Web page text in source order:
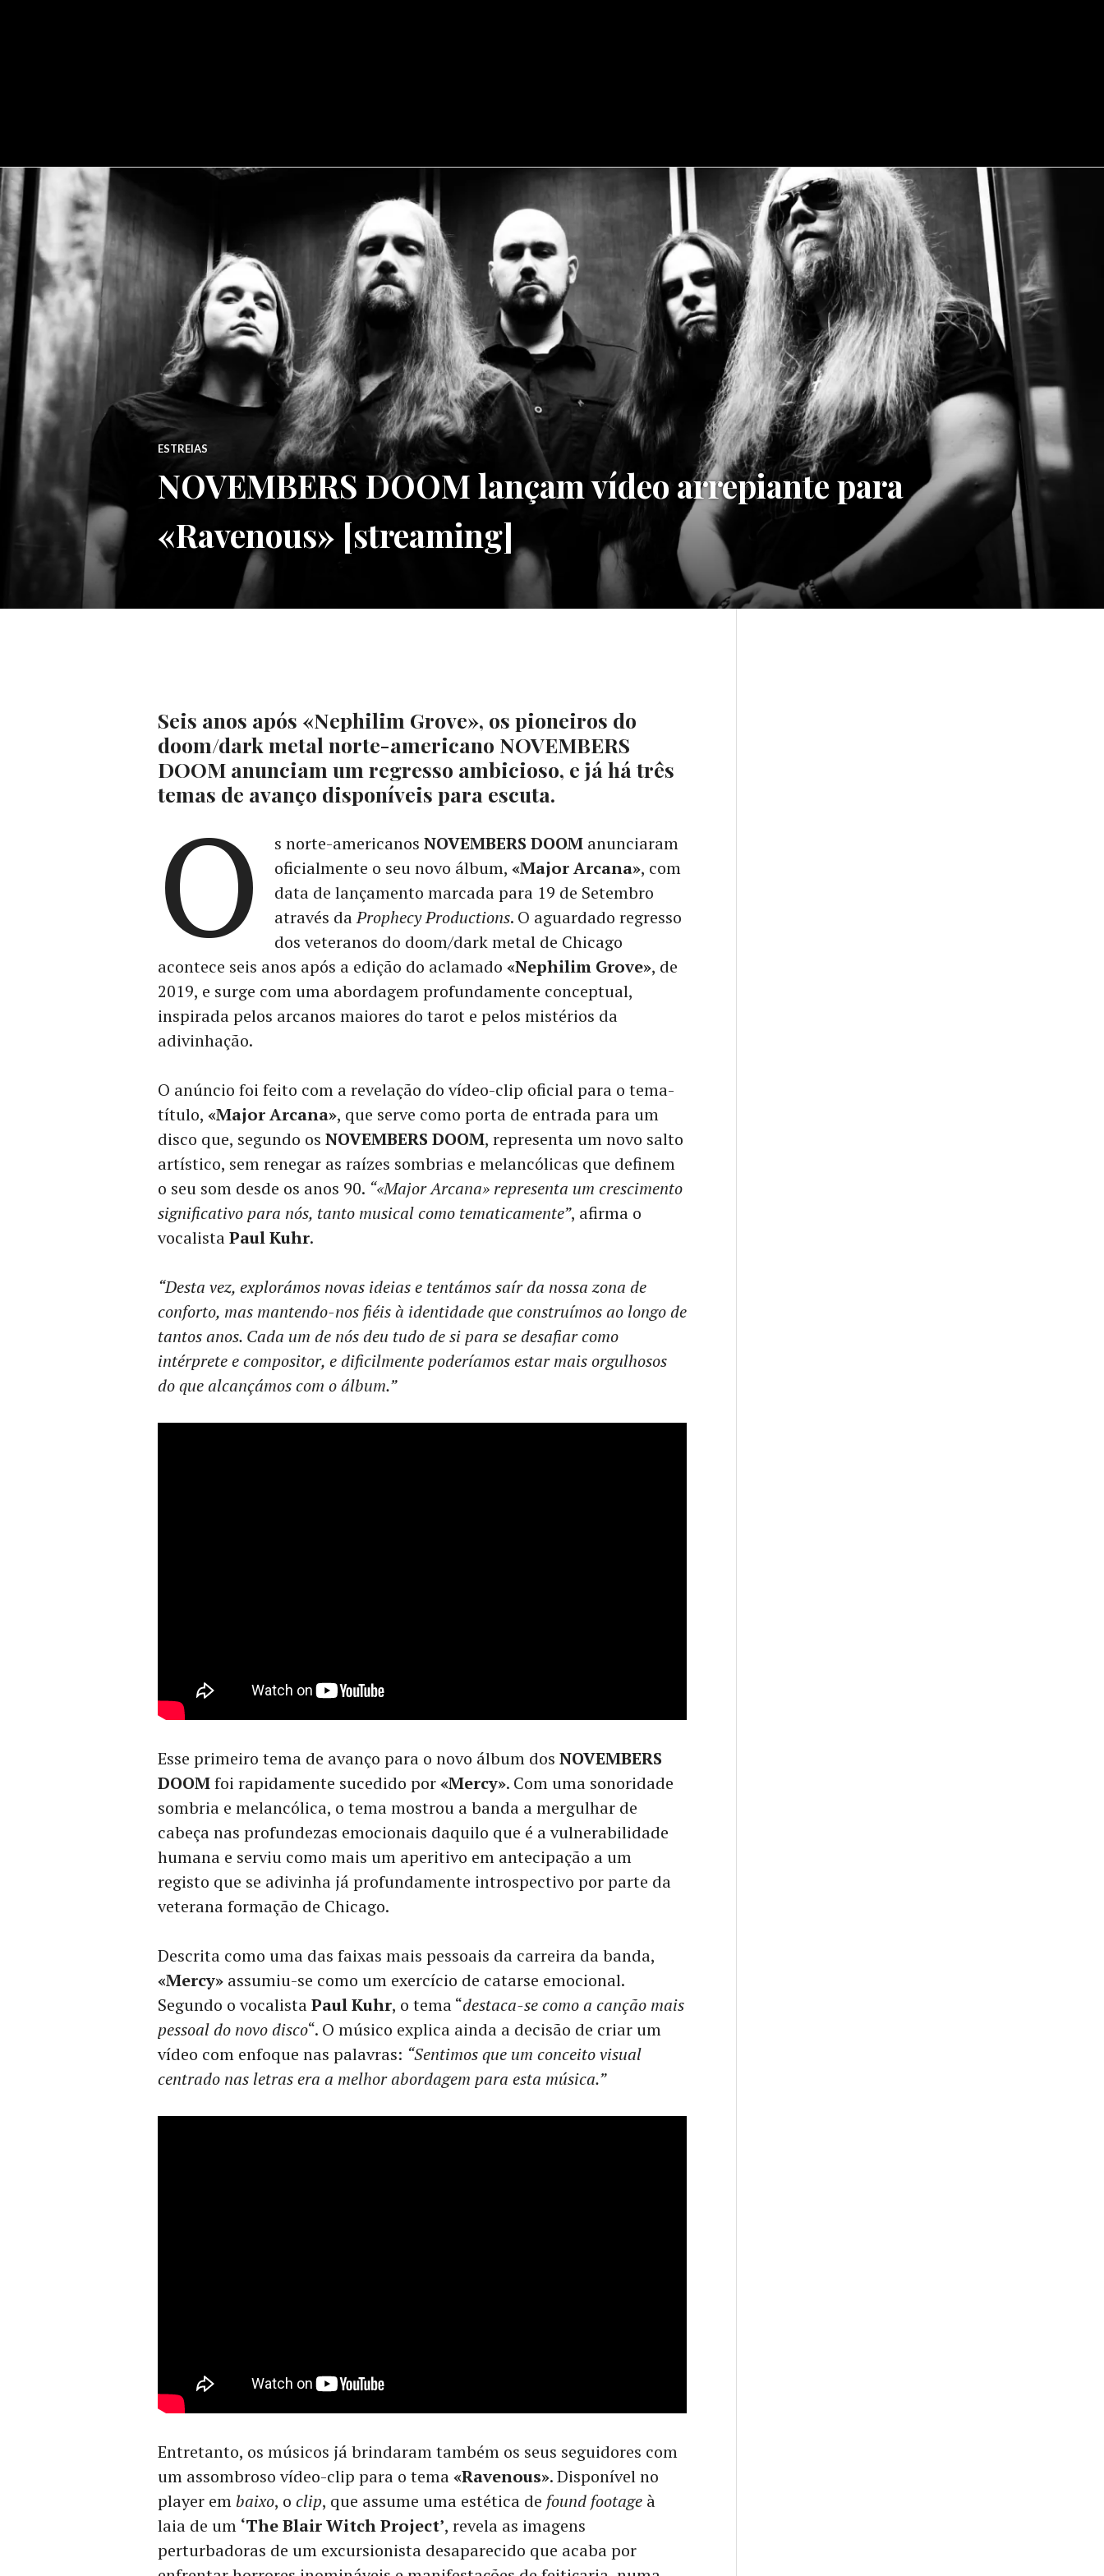
ESTREIAS
NOVEMBERS DOOM lançam vídeo arrepiante para
«Ravenous» [streaming]
Seis anos após «Nephilim Grove», os pioneiros do
doom/dark metal norte-americano NOVEMBERS
DOOM anunciam um regresso ambicioso, e já há três
temas de avanço disponíveis para escuta.
O s norte-americanos NOVEMBERS DOOManunciaram
oficialmente o seu novo álbum, «Major Arcana», com
data de lançamento marcada para 19 de Setembro
através daProphecy Productions. O aguardado regresso
dos veteranos do doom/dark metal de Chicago
acontece seis anos após a edição do aclamado «Nephilim Grove», de
2019, e surge com uma abordagem profundamente conceptual,
inspirada pelos arcanos maiores do tarot e pelos mistérios da
adivinhação.
O anúncio foi feito com a revelação do vídeo-clip oficial para o tema-
título, «Major Arcana», que serve como porta de entrada para um
disco que, segundo os NOVEMBERS DOOM, representa um novo salto
artístico, sem renegar as raízes sombrias e melancólicas que definem
o seu som desde os anos 90. “«Major Arcana» representa um crescimento
significativo para nós, tanto musical como tematicamente”, afirma o
vocalistaPaul Kuhr.
“Desta vez, explorámos novas ideias e tentámos saír da nossa zona de
conforto, mas mantendo-nos fiéis à identidade que construímos ao longo de
tantos anos. Cada um de nós deu tudo de si para se desafiar como
intérprete e compositor, e dificilmente poderíamos estar mais orgulhosos
do que alcançámos com o álbum.”
Esse primeiro tema de avanço para o novo álbum dos NOVEMBERS
DOOMfoi rapidamente sucedido por«Mercy». Com uma sonoridade
sombria e melancólica, o tema mostrou a banda a mergulhar de
cabeça nas profundezas emocionais daquilo que é a vulnerabilidade
humana e serviu como mais um aperitivo em antecipação a um
registo que se adivinha já profundamente introspectivo por parte da
veterana formação de Chicago.
Descrita como uma das faixas mais pessoais da carreira da banda,
«Mercy» assumiu-se como um exercício de catarse emocional.
Segundo o vocalistaPaul Kuhr, o tema “destaca-se como a canção mais
pessoal do novo disco“. O músico explica ainda a decisão de criar um
vídeo com enfoque nas palavras: “Sentimos que um conceito visual
centrado nas letras era a melhor abordagem para esta música.”
Entretanto, os músicos já brindaram também os seus seguidores com
um assombroso vídeo-clip para o tema«Ravenous». Disponível no
player embaixo, o clip, que assume uma estética de found footage à
laia de um ‘The Blair Witch Project’, revela as imagens
perturbadoras de um excursionista desaparecido que acaba por